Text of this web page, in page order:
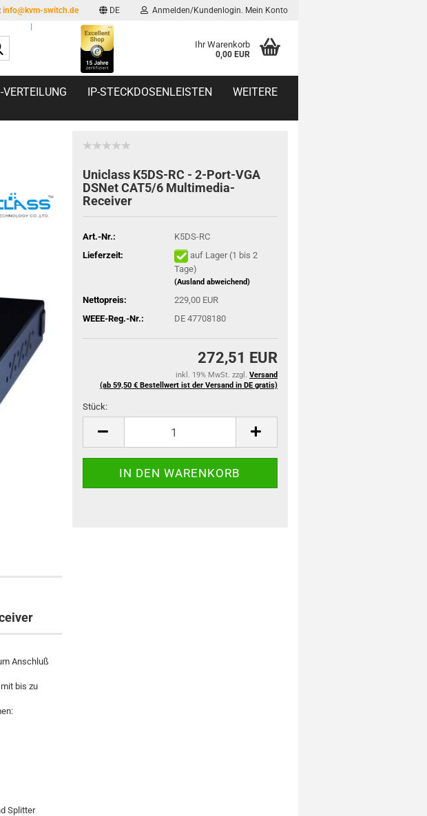
info@kvm-switch.de DE Anmelden/Kundenlogin. Mein Konto
Ihr Warenkorb
0,00 EUR
VERTEILUNG IP-STECKDOSENLEISTEN WEITERE
Uniclass K5DS-RC - 2-Port-VGA
DSNet CAT5/6 Multimedia-
Receiver
Art.-Nr.:
K5DS-RC
Lieferzeit:
auf Lager (1 bis 2
Tage)
(Ausland abweichend)
Nettopreis:
229,00 EUR
WEEE-Reg.-Nr.:
DE 47708180
272,51 EUR
inkl. 19% MwSt. zzgl. Versand
(ab 59,50 € Bestellwert ist der Versand in DE gratis)
Stück:
Stück
Anschluß
bis zu
Splitter